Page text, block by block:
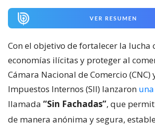
VER RESUMEN
Con el objetivo de fortalecer la lucha
economías ilícitas y proteger al
Cámara Nacional de Comercio (CNC)
Impuestos Internos (SII) lanzaron
llamada “Sin Fachadas”, que
de manera anónima y segura,